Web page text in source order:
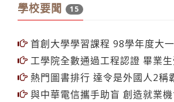
學校要聞 15
首創大學學習課程 98學年度大
工學院全數通過工程認證 畢業生
熱門圖書排行 達令是外國人2稱
與中華電信攜手助盲 創造就業